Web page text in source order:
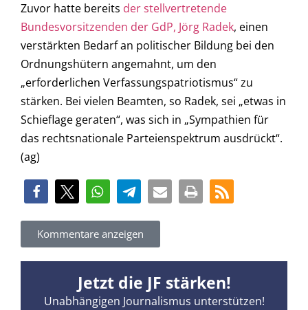
Zuvor hatte bereits der stellvertretende
Bundesvorsitzenden der GdP, Jörg Radek, einen
verstärkten Bedarf an politischer Bildung bei den
Ordnungshütern angemahnt, um den
„erforderlichen Verfassungspatriotismus“ zu
stärken. Bei vielen Beamten, so Radek, sei „etwas in
Schieflage geraten“, was sich in „Sympathien für
das rechtsnationale Parteienspektrum ausdrückt“.
(ag)
Kommentare anzeigen
Jetzt die JF stärken!
Unabhängigen Journalismus unterstützen!